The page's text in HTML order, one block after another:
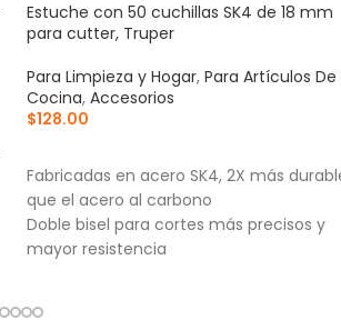
Estuche con 50 cuchillas SK4 de 18 mm
para cutter, Truper
Para Limpieza y Hogar, Para Artículos De
Cocina, Accesorios
$128.00
Fabricadas en acero SK4, 2X más
que el acero al carbono
Doble bisel para cortes más precisos y
mayor resistencia